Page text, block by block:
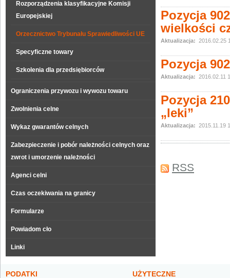
Rozporządzenia klasyfikacyjne Komisji
Europejskiej
Orzecznictwo Trybunału Sprawiedliwości UE
Specyficzne towary
Szkolenia dla przedsiębiorców
Ograniczenia przywozu i wywozu towaru
Zwolnienia celne
Wykaz gwarantów celnych
Zabezpieczenie i pobór należności celnych oraz
zwrot i umorzenie należności
Agenci celni
Czas oczekiwania na granicy
Formularze
Powiadom cło
Linki
Pozycja
wielkości
Aktualizacja: 2016.02.25
Pozycja
Aktualizacja: 2016.02.11
Pozycja
„leki”
Aktualizacja: 2015.11.19
RSS
PODATKI UŻYTECZNE